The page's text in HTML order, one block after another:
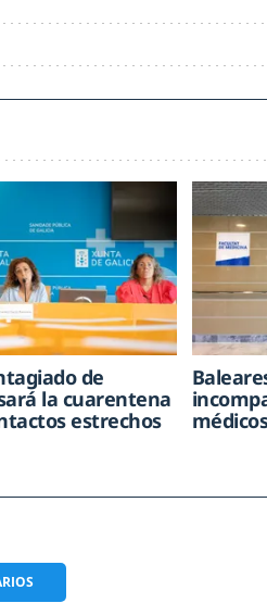
de
la cuarentena
estrechos